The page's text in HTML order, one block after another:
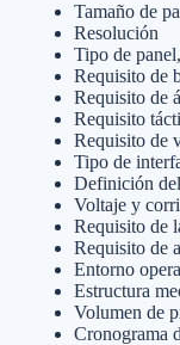
Tamaño de
Resolución
Tipo de
Requisito de
Requisito de
Requisito
Requisito de
Tipo de
Definición
Voltaje y
Requisito de
Requisito de
Entorno
Estructura
Volumen de
Cronograma